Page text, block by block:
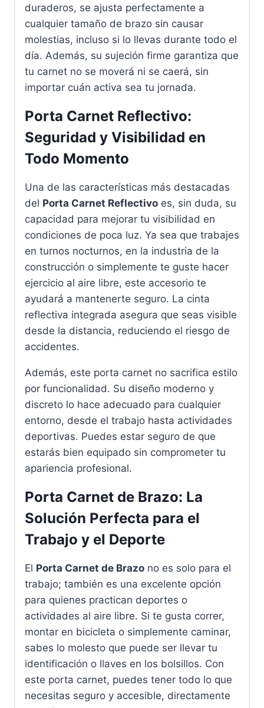
duraderos, se ajusta perfectamente a
cualquier tamaño de brazo sin causar
molestias, incluso si lo llevas durante todo el
día. Además, su sujeción firme garantiza que
tu carnet no se moverá ni se caerá, sin
importar cuán activa sea tu jornada.
Porta Carnet Reflectivo:
Seguridad y Visibilidad en
Todo Momento
Una de las características más destacadas
del Porta Carnet Reflectivo es, sin duda, su
capacidad para mejorar tu visibilidad en
condiciones de poca luz. Ya sea que trabajes
en turnos nocturnos, en la industria de la
construcción o simplemente te guste hacer
ejercicio al aire libre, este accesorio te
ayudará a mantenerte seguro. La cinta
reflectiva integrada asegura que seas visible
desde la distancia, reduciendo el riesgo de
accidentes.
Además, este porta carnet no sacrifica estilo
por funcionalidad. Su diseño moderno y
discreto lo hace adecuado para cualquier
entorno, desde el trabajo hasta actividades
deportivas. Puedes estar seguro de que
estarás bien equipado sin comprometer tu
apariencia profesional.
Porta Carnet de Brazo: La
Solución Perfecta para el
Trabajo y el Deporte
El Porta Carnet de Brazo no es solo para el
trabajo; también es una excelente opción
para quienes practican deportes o
actividades al aire libre. Si te gusta correr,
montar en bicicleta o simplemente caminar,
sabes lo molesto que puede ser llevar tu
identificación o llaves en los bolsillos. Con
este porta carnet, puedes tener todo lo que
necesitas seguro y accesible, directamente